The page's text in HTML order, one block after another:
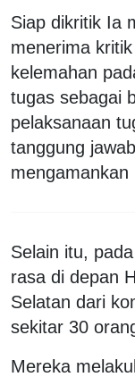
Siap dikritik Ia
menerima
kelemahan
tugas sebagai
pelaksanaan
tanggung
Selain itu,
rasa di depan
Selatan dari
sekitar 30
Mereka